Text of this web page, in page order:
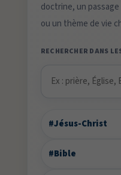
doctrine, un
ou un thème de vie
RECHERCHER DANS
#Jésus-Christ
#Bible